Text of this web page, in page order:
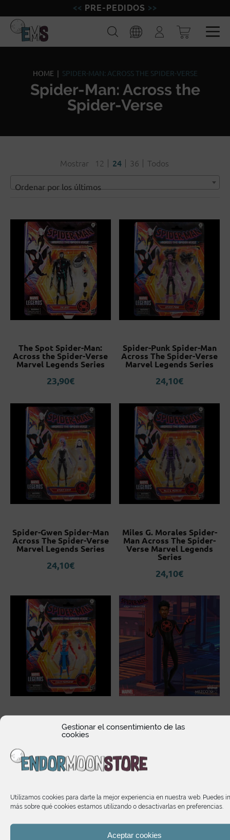
Gestionar el consentimiento de las
cookies
Utilizamos cookies para darte la mejor experiencia en nuestra web. Puedes
más sobre qué cookies estamos utilizando o desactivarlas en preferencias.
Aceptar cookies
PRE-PEDIDOS
MINIATURAS
MODELISMO
MARCAS
Buscar
Iniciar
sesión
HOME SPIDER-MAN: ACROSS THE SPIDER-VERSE
Spider-Man: Across the
Spider-Verse
Mostrar 12 24 36 Todos
Ordenar por los últimos
The Spot Spider-Man:
Across the Spider-Verse
Marvel Legends Series
23,90€
Spider-Punk Spider-Man
Across The Spider-Verse
Marvel Legends Series
24,10€
Spider-Gwen Spider-Man
Across The Spider-Verse
Marvel Legends Series
24,10€
Miles G. Morales Spider-
Man Across The Spider-
Verse Marvel Legends
Series
24,10€
Pavitr Prabhakar Spider-
Man Across The Spider-
24,10€
Spider-Man: Across the
Spider-Verse Miles